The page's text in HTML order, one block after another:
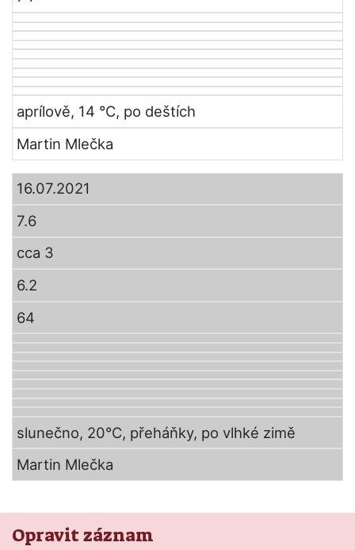
aprílově, 14 °C, po deštích
Martin Mlečka
16.07.2021
7.6
cca 3
6.2
64
slunečno, 20°C, přeháňky, po vlhké zimě
Martin Mlečka
Opravit záznam